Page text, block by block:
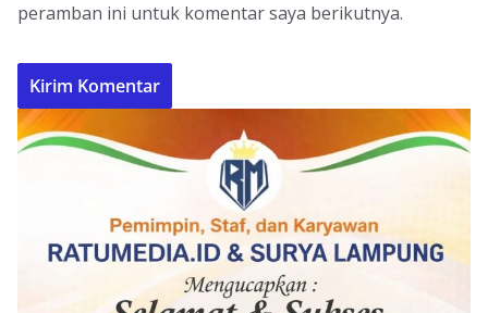
peramban ini untuk komentar saya berikutnya.